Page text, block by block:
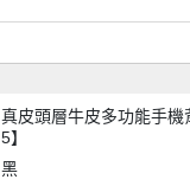
真皮頭層牛皮多功能手機
5】
黑